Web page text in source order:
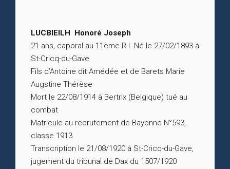
LUCBIEILH Honoré Joseph
21 ans, caporal au 11ème R.I. Né le 27/02/1893 à
St-Cricq-du-Gave
Fils d’Antoine dit Amédée et de Barets Marie
Augstine Thérèse
Mort le 22/08/1914 à Bertrix (Belgique) tué au
combat
Matricule au recrutement de Bayonne N°593,
classe 1913
Transcription le 21/08/1920 à St-Cricq-du-Gave,
jugement du tribunal de Dax du 1507/1920